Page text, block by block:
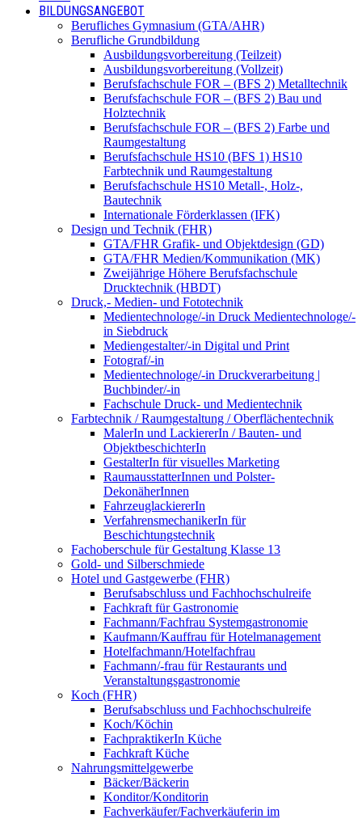
BILDUNGSANGEBOT
Berufliches Gymnasium (GTA/AHR)
Berufliche Grundbildung
Ausbildungsvorbereitung (Teilzeit)
Ausbildungsvorbereitung (Vollzeit)
Berufsfachschule FOR – (BFS 2) Metalltechnik
Berufsfachschule FOR – (BFS 2) Bau und
Holztechnik
Berufsfachschule FOR – (BFS 2) Farbe und
Raumgestaltung
Berufsfachschule HS10 (BFS 1) HS10
Farbtechnik und Raumgestaltung
Berufsfachschule HS10 Metall-, Holz-,
Bautechnik
Internationale Förderklassen (IFK)
Design und Technik (FHR)
GTA/FHR Grafik- und Objektdesign (GD)
GTA/FHR Medien/Kommunikation (MK)
Zweijährige Höhere Berufsfachschule
Drucktechnik (HBDT)
Druck,- Medien- und Fototechnik
Medientechnologe/-in Druck Medientechnologe/-
in Siebdruck
Mediengestalter/-in Digital und Print
Fotograf/-in
Medientechnologe/-in Druckverarbeitung |
Buchbinder/-in
Fachschule Druck- und Medientechnik
Farbtechnik / Raumgestaltung / Oberflächentechnik
MalerIn und LackiererIn / Bauten- und
ObjektbeschichterIn
GestalterIn für visuelles Marketing
RaumausstatterInnen und Polster-
DekonäherInnen
FahrzeuglackiererIn
VerfahrensmechanikerIn für
Beschichtungstechnik
Fachoberschule für Gestaltung Klasse 13
Gold- und Silberschmiede
Hotel und Gastgewerbe (FHR)
Berufsabschluss und Fachhochschulreife
Fachkraft für Gastronomie
Fachmann/Fachfrau Systemgastronomie
Kaufmann/Kauffrau für Hotelmanagement
Hotelfachmann/Hotelfachfrau
Fachmann/-frau für Restaurants und
Veranstaltungsgastronomie
Koch (FHR)
Berufsabschluss und Fachhochschulreife
Koch/Köchin
FachpraktikerIn Küche
Fachkraft Küche
Nahrungsmittelgewerbe
Bäcker/Bäckerin
Konditor/Konditorin
Fachverkäufer/Fachverkäuferin im